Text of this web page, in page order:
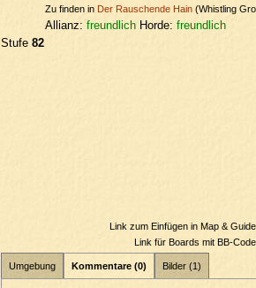
Zu finden in Der Rauschende Hain (Whistling
Allianz: freundlich Horde: freundlich
Stufe 82
Link zum Einfügen in Map &
Link für Boards mit BB-
Umgebung Kommentare (0) Bilder (1)